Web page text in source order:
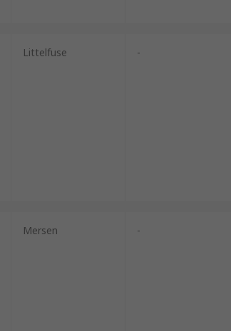
Littelfuse -
Mersen -